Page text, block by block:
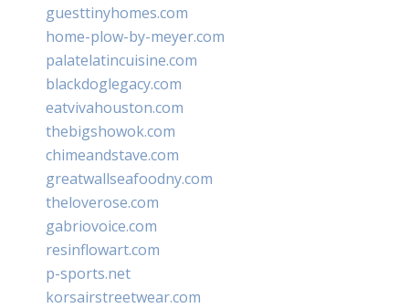
guesttinyhomes.com
home-plow-by-meyer.com
palatelatincuisine.com
blackdoglegacy.com
eatvivahouston.com
thebigshowok.com
chimeandstave.com
greatwallseafoodny.com
theloverose.com
gabriovoice.com
resinflowart.com
p-sports.net
korsairstreetwear.com